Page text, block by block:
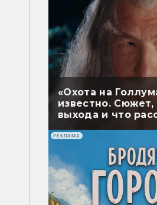
«Охота на
известно. Сюжет,
выхода и что
РЕКЛАМА